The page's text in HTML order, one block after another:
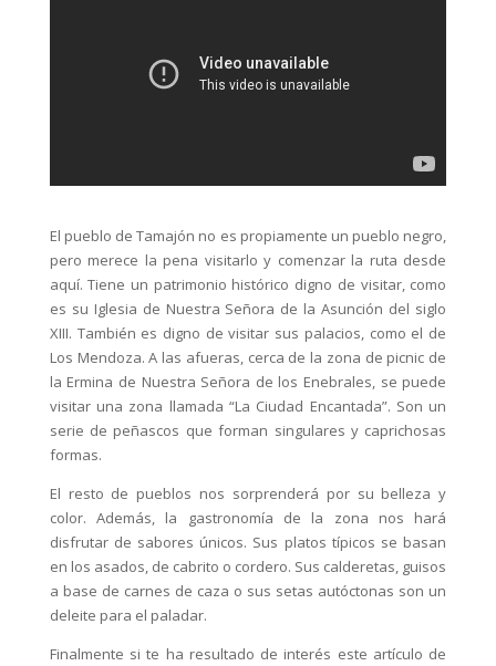
El pueblo de Tamajón no es propiamente un pueblo negro,
pero merece la pena visitarlo y comenzar la ruta desde
aquí. Tiene un patrimonio histórico digno de visitar, como
es su Iglesia de Nuestra Señora de la Asunción del siglo
XIII. También es digno de visitar sus palacios, como el de
Los Mendoza. A las afueras, cerca de la zona de picnic de
la Ermina de Nuestra Señora de los Enebrales, se puede
visitar una zona llamada “La Ciudad Encantada”. Son un
serie de peñascos que forman singulares y caprichosas
formas.
El resto de pueblos nos sorprenderá por su belleza y
color. Además, la gastronomía de la zona nos hará
disfrutar de sabores únicos. Sus platos típicos se basan
en los asados, de cabrito o cordero. Sus calderetas, guisos
a base de carnes de caza o sus setas autóctonas son un
deleite para el paladar.
Finalmente si te ha resultado de interés este artículo de